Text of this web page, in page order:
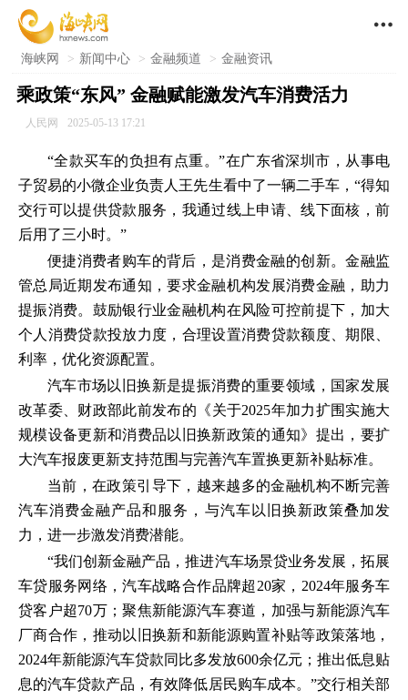

海峡网 > 新闻中心 > 金融频道 > 金融资讯
乘政策“东风” 金融赋能激发汽车消费活力
人民网 2025-05-13 17:21
“全款买车的负担有点重。”在广东省深圳市，从事电
子贸易的小微企业负责人王先生看中了一辆二手车，“得知
交行可以提供贷款服务，我通过线上申请、线下面核，前
后用了三小时。”
便捷消费者购车的背后，是消费金融的创新。金融监
管总局近期发布通知，要求金融机构发展消费金融，助力
提振消费。鼓励银行业金融机构在风险可控前提下，加大
个人消费贷款投放力度，合理设置消费贷款额度、期限、
利率，优化资源配置。
汽车市场以旧换新是提振消费的重要领域，国家发展
改革委、财政部此前发布的《关于2025年加力扩围实施大
规模设备更新和消费品以旧换新政策的通知》提出，要扩
大汽车报废更新支持范围与完善汽车置换更新补贴标准。
当前，在政策引导下，越来越多的金融机构不断完善
汽车消费金融产品和服务，与汽车以旧换新政策叠加发
力，进一步激发消费潜能。
“我们创新金融产品，推进汽车场景贷业务发展，拓展
车贷服务网络，汽车战略合作品牌超20家，2024年服务车
贷客户超70万；聚焦新能源汽车赛道，加强与新能源汽车
厂商合作，推动以旧换新和新能源购置补贴等政策落地，
2024年新能源汽车贷款同比多发放600余亿元；推出低息贴
息的汽车贷款产品，有效降低居民购车成本。”交行相关部